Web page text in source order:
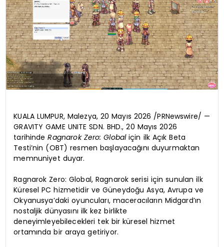
KUALA LUMPUR, Malezya, 20 Mayıs 2026 /PRNewswire/ —
GRAVITY GAME UNITE SDN. BHD., 20 Mayıs 2026
tarihindeRagnarok Zero: Globaliçin ilk Açık Beta
Testi’nin (OBT) resmen başlayacağını duyurmaktan
memnuniyet duyar.
Ragnarok Zero: Global, Ragnarok serisi için sunulan ilk
Küresel PC hizmetidir ve Güneydoğu Asya, Avrupa ve
Okyanusya’daki oyuncuları, maceracıların Midgard’ın
nostaljik dünyasını ilk kez birlikte
deneyimleyebilecekleri tek bir küresel hizmet
ortamında bir araya getiriyor.